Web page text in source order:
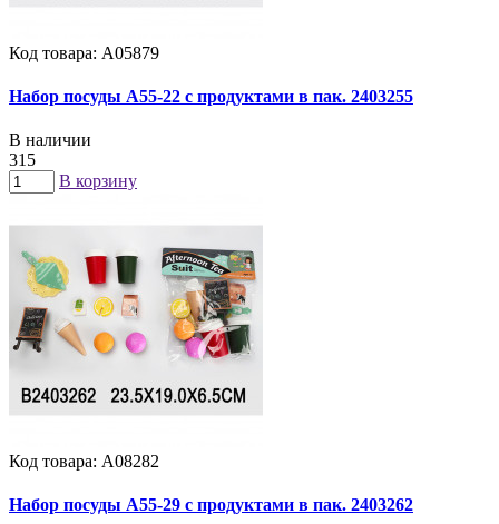
Код товара: А05879
Набор посуды A55-22 с продуктами в пак. 2403255
В наличии
315
В корзину
Код товара: А08282
Набор посуды A55-29 с продуктами в пак. 2403262